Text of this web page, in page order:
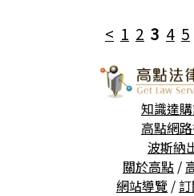
< 1 2 3 4 5
知識達
高點網
波斯納
關於高點 /
網站導覽 /